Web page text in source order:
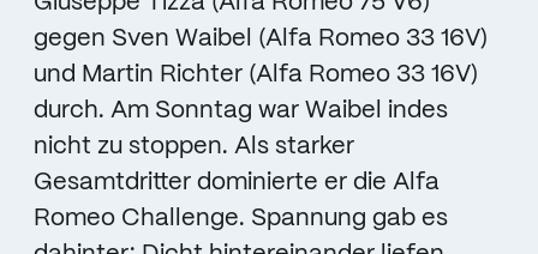
gegen Sven Waibel (Alfa Romeo 33 16V)
und Martin Richter (Alfa Romeo 33 16V)
durch. Am Sonntag war Waibel indes
nicht zu stoppen. Als starker
Gesamtdritter dominierte er die Alfa
Romeo Challenge. Spannung gab es